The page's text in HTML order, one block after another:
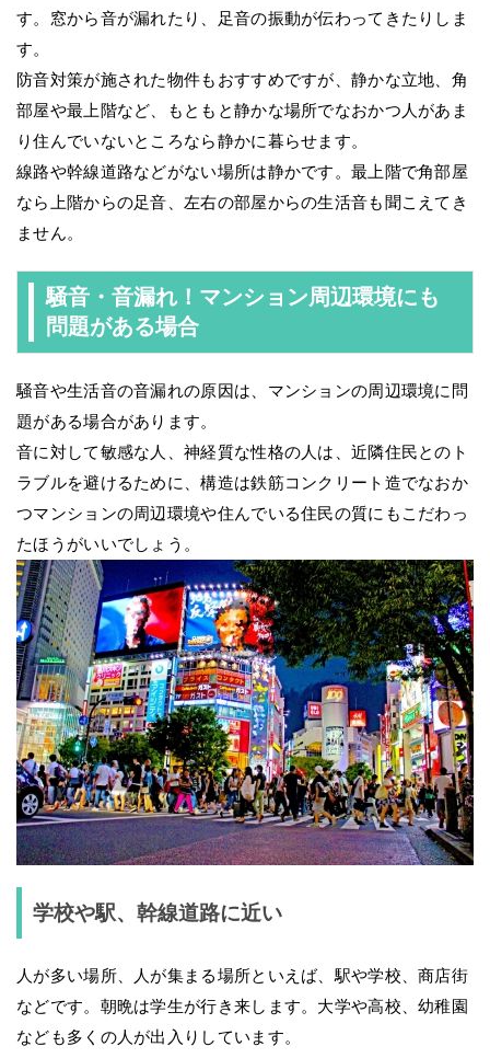
す。窓から音が漏れたり、足音の振動が伝わってきたりしま
す。
防音対策が施された物件もおすすめですが、静かな立地、角
部屋や最上階など、もともと静かな場所でなおかつ人があま
り住んでいないところなら静かに暮らせます。
線路や幹線道路などがない場所は静かです。最上階で角部屋
なら上階からの足音、左右の部屋からの生活音も聞こえてき
ません。
騒音・音漏れ！マンション周辺環境にも
問題がある場合
騒音や生活音の音漏れの原因は、マンションの周辺環境に問
題がある場合があります。
音に対して敏感な人、神経質な性格の人は、近隣住民とのト
ラブルを避けるために、構造は鉄筋コンクリート造でなおか
つマンションの周辺環境や住んでいる住民の質にもこだわっ
たほうがいいでしょう。
学校や駅、幹線道路に近い
人が多い場所、人が集まる場所といえば、駅や学校、商店街
などです。朝晩は学生が行き来します。大学や高校、幼稚園
なども多くの人が出入りしています。